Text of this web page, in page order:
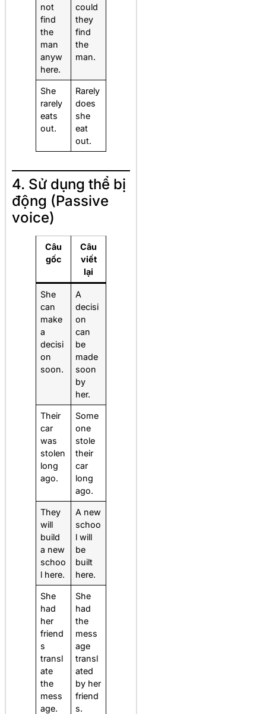
not
find
the
man
anyw
here.
could
they
find
the
man.
She
rarely
eats
out.
Rarely
does
she
eat
out.
4. Sử dụng thể bị
động (Passive
voice)
Câu
gốc
Câu
viết
lại
She
can
make
a
decisi
on
soon.
A
decisi
on
can
be
made
soon
by
her.
Their
car
was
stolen
long
ago.
Some
one
stole
their
car
long
ago.
They
will
build
a new
schoo
l here.
A new
schoo
l will
be
built
here.
She
had
her
friend
s
transl
ate
the
mess
age.
She
had
the
mess
age
transl
ated
by her
friend
s.